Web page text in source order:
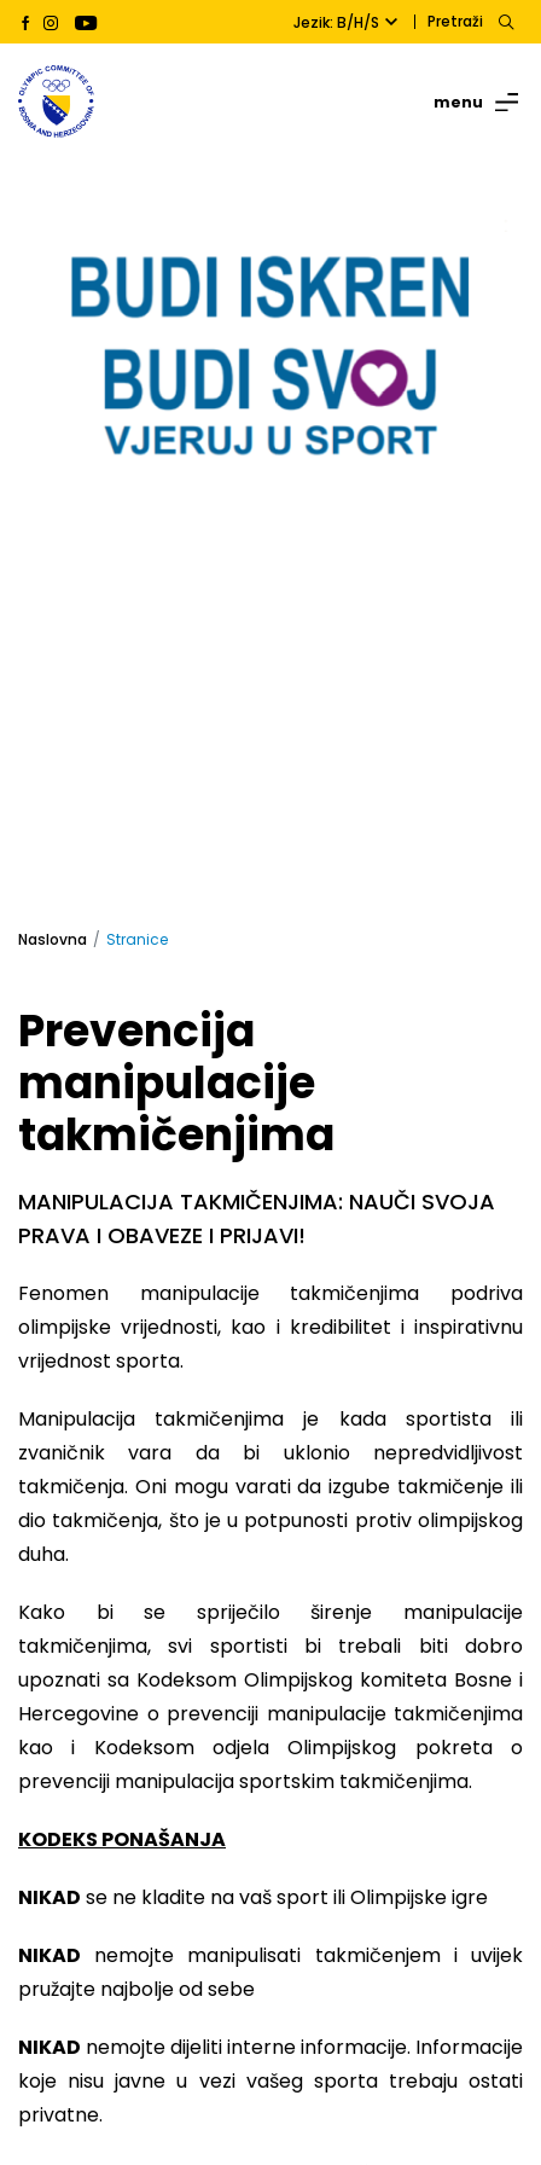
Jezik: B/H/S Pretraži
menu
Naslovna Stranice
Prevencija
manipulacije
takmičenjima
MANIPULACIJA TAKMIČENJIMA: NAUČI SVOJA
PRAVA I OBAVEZE I PRIJAVI!
Fenomen manipulacije takmičenjima podriva
olimpijske vrijednosti, kao i kredibilitet i inspirativnu
vrijednost sporta.
Manipulacija takmičenjima je kada sportista ili
zvaničnik vara da bi uklonio nepredvidljivost
takmičenja. Oni mogu varati da izgube takmičenje ili
dio takmičenja, što je u potpunosti protiv olimpijskog
duha.
Kako bi se spriječilo širenje manipulacije
takmičenjima, svi sportisti bi trebali biti dobro
upoznati sa Kodeksom Olimpijskog komiteta Bosne i
Hercegovine o prevenciji manipulacije takmičenjima
kao i Kodeksom odjela Olimpijskog pokreta o
prevenciji manipulacija sportskim takmičenjima.
KODEKS PONAŠANJA
NIKAD se ne kladite na vaš sport ili Olimpijske igre
NIKAD nemojte manipulisati takmičenjem i uvijek
pružajte najbolje od sebe
NIKAD nemojte dijeliti interne informacije. Informacije
koje nisu javne u vezi vašeg sporta trebaju ostati
privatne.